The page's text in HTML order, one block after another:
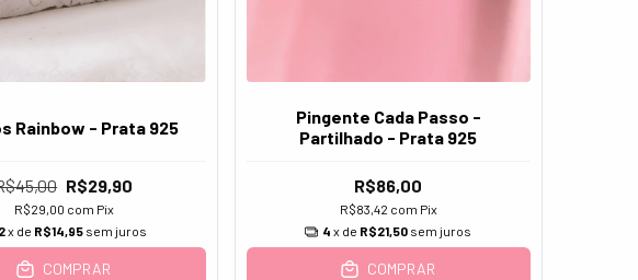
Rainbow - Prata 925
R$29,90
R$29,00 com Pix
2x de R$14,95 sem juros
COMPRAR
Pingente Cada Passo -
Partilhado - Prata 925
R$86,00
R$83,42 com Pix
4 x de R$21,50 sem juros
COMPRAR